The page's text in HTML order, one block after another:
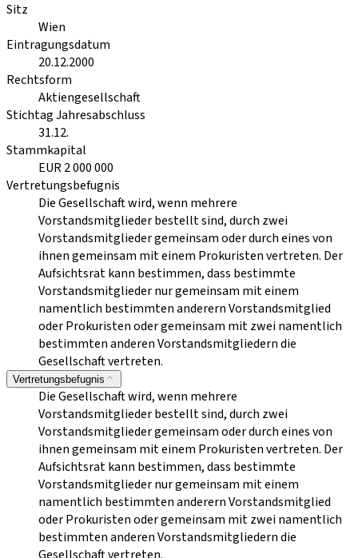
Sitz
Wien
Eintragungsdatum
20.12.2000
Rechtsform
Aktiengesellschaft
Stichtag Jahresabschluss
31.12.
Stammkapital
EUR 2 000 000
Vertretungsbefugnis
Die Gesellschaft wird, wenn mehrere
Vorstandsmitglieder bestellt sind, durch zwei
Vorstandsmitglieder gemeinsam oder durch eines von
ihnen gemeinsam mit einem Prokuristen vertreten. Der
Aufsichtsrat kann bestimmen, dass bestimmte
Vorstandsmitglieder nur gemeinsam mit einem
namentlich bestimmten anderern Vorstandsmitglied
oder Prokuristen oder gemeinsam mit zwei namentlich
bestimmten anderen Vorstandsmitgliedern die
Gesellschaft vertreten.
Vertretungsbefugnis
Die Gesellschaft wird, wenn mehrere
Vorstandsmitglieder bestellt sind, durch zwei
Vorstandsmitglieder gemeinsam oder durch eines von
ihnen gemeinsam mit einem Prokuristen vertreten. Der
Aufsichtsrat kann bestimmen, dass bestimmte
Vorstandsmitglieder nur gemeinsam mit einem
namentlich bestimmten anderern Vorstandsmitglied
oder Prokuristen oder gemeinsam mit zwei namentlich
bestimmten anderen Vorstandsmitgliedern die